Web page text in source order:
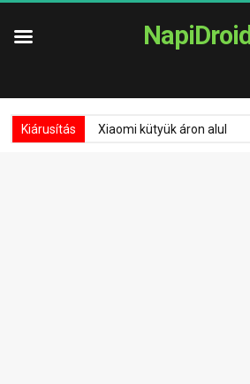
NapiDroid
Kiárusítás Xiaomi kütyük áron alul